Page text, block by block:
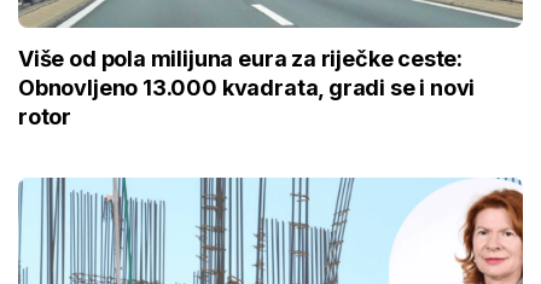
Više od pola milijuna eura za riječke ceste:
Obnovljeno 13.000 kvadrata, gradi se i novi
rotor